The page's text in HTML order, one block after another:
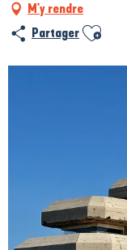
M'y rendre
Partager Ajouter